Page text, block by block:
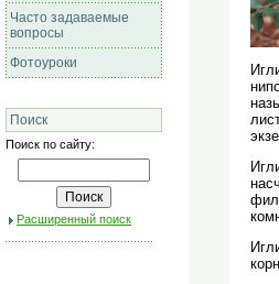
Часто задаваемые
вопросы
Фотоуроки
Поиск
Поиск по сайту:
Расширенный поиск